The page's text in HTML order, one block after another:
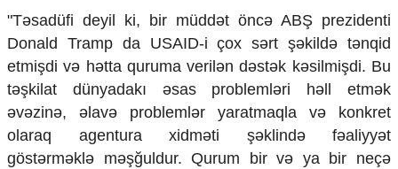
Gənclər və İdman
Media və QHT
Hadisə
Sağlamlıq
Sosium
Mənəvi dəyərlər
Texnologiya
Mətbuat-150
"Təsadüfi deyil ki, bir müddət öncə ABŞ prezidenti
Donald Tramp da USAID-i çox sərt şəkildə tənqid
etmişdi və hətta quruma verilən dəstək kəsilmişdi. Bu
təşkilat dünyadakı əsas problemləri həll etmək
əvəzinə, əlavə problemlər yaratmaqla və konkret
olaraq agentura xidməti şəklində fəaliyyət
göstərməklə məşğuldur. Qurum bir və ya bir neçə